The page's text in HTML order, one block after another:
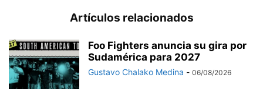
Artículos relacionados
Foo Fighters anuncia su gira por
Sudamérica para 2027
Gustavo Chalako Medina - 06/08/2026